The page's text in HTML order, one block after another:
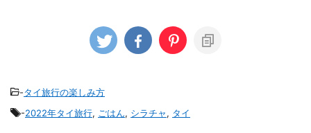
-タイ旅行の楽しみ方
-2022年タイ旅行, ごはん, シラチャ, タイ